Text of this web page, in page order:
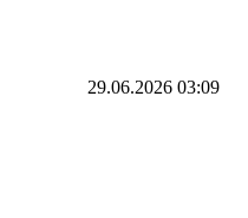
29.06.2026 03:09